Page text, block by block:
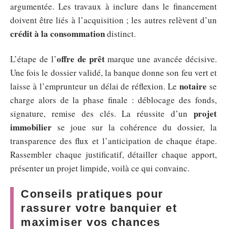
argumentée. Les travaux à inclure dans le financement
doivent être liés à l’acquisition ; les autres relèvent d’un
crédit à la consommationdistinct.
L’étape de l’offre de prêtmarque une avancée décisive.
Une fois le dossier validé, la banque donne son feu vert et
laisse à l’emprunteur un délai de réflexion. Lenotaire se
charge alors de la phase finale : déblocage des fonds,
signature, remise des clés. La réussite d’un projet
immobilier se joue sur la cohérence du dossier, la
transparence des flux et l’anticipation de chaque étape.
Rassembler chaque justificatif, détailler chaque apport,
présenter un projet limpide, voilà ce qui convainc.
Conseils pratiques pour
rassurer votre banquier et
maximiser vos chances